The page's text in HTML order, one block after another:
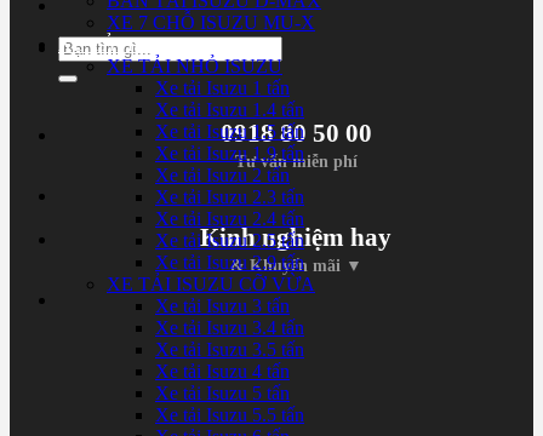
Tìm
kiếm:
0918 80 50 00
Tư vấn miễn phí
Kinh nghiệm hay
& Khuyến mãi ▼
XE 7 CHỖ ISUZU MU-X
XE TẢI ISUZU
XE TẢI NHỎ ISUZU
Xe tải Isuzu 1 tấn
Xe tải Isuzu 1.4 tấn
Xe tải Isuzu 1.5 tấn
Xe tải Isuzu 1.9 tấn
Xe tải Isuzu 2 tấn
Xe tải Isuzu 2.3 tấn
Xe tải Isuzu 2.4 tấn
Xe tải Isuzu 2.5 tấn
Xe tải Isuzu 2.9 tấn
XE TẢI ISUZU CỠ VỪA
Xe tải Isuzu 3 tấn
Xe tải Isuzu 3.4 tấn
Xe tải Isuzu 3.5 tấn
Xe tải Isuzu 4 tấn
Xe tải Isuzu 5 tấn
Xe tải Isuzu 5.5 tấn